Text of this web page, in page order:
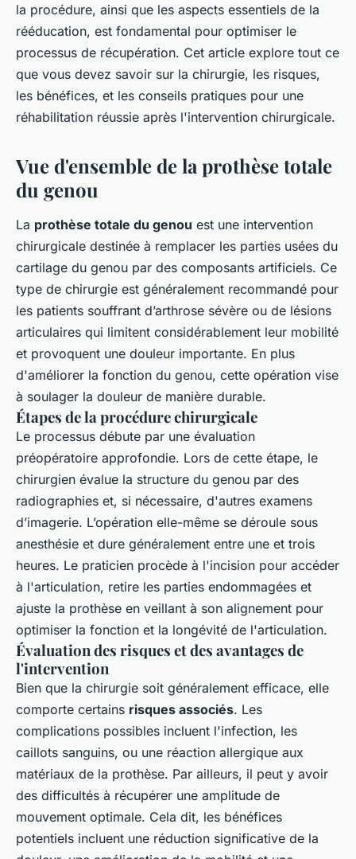
la procédure, ainsi que les aspects essentiels de la
rééducation, est fondamental pour optimiser le
processus de récupération. Cet article explore tout ce
que vous devez savoir sur la chirurgie, les risques,
les bénéfices, et les conseils pratiques pour une
réhabilitation réussie après l'intervention chirurgicale.
Vue d'ensemble de la prothèse totale
du genou
La prothèse totale du genou est une intervention
chirurgicale destinée à remplacer les parties usées du
cartilage du genou par des composants artificiels. Ce
type de chirurgie est généralement recommandé pour
les patients souffrant d’arthrose sévère ou de lésions
articulaires qui limitent considérablement leur mobilité
et provoquent une douleur importante. En plus
d'améliorer la fonction du genou, cette opération vise
à soulager la douleur de manière durable.
Étapes de la procédure chirurgicale
Le processus débute par une évaluation
préopératoire approfondie. Lors de cette étape, le
chirurgien évalue la structure du genou par des
radiographies et, si nécessaire, d'autres examens
d’imagerie. L’opération elle-même se déroule sous
anesthésie et dure généralement entre une et trois
heures. Le praticien procède à l'incision pour accéder
à l'articulation, retire les parties endommagées et
ajuste la prothèse en veillant à son alignement pour
optimiser la fonction et la longévité de l'articulation.
Évaluation des risques et des avantages de
l'intervention
Bien que la chirurgie soit généralement efficace, elle
comporte certains risques associés. Les
complications possibles incluent l'infection, les
caillots sanguins, ou une réaction allergique aux
matériaux de la prothèse. Par ailleurs, il peut y avoir
des difficultés à récupérer une amplitude de
mouvement optimale. Cela dit, les bénéfices
potentiels incluent une réduction significative de la